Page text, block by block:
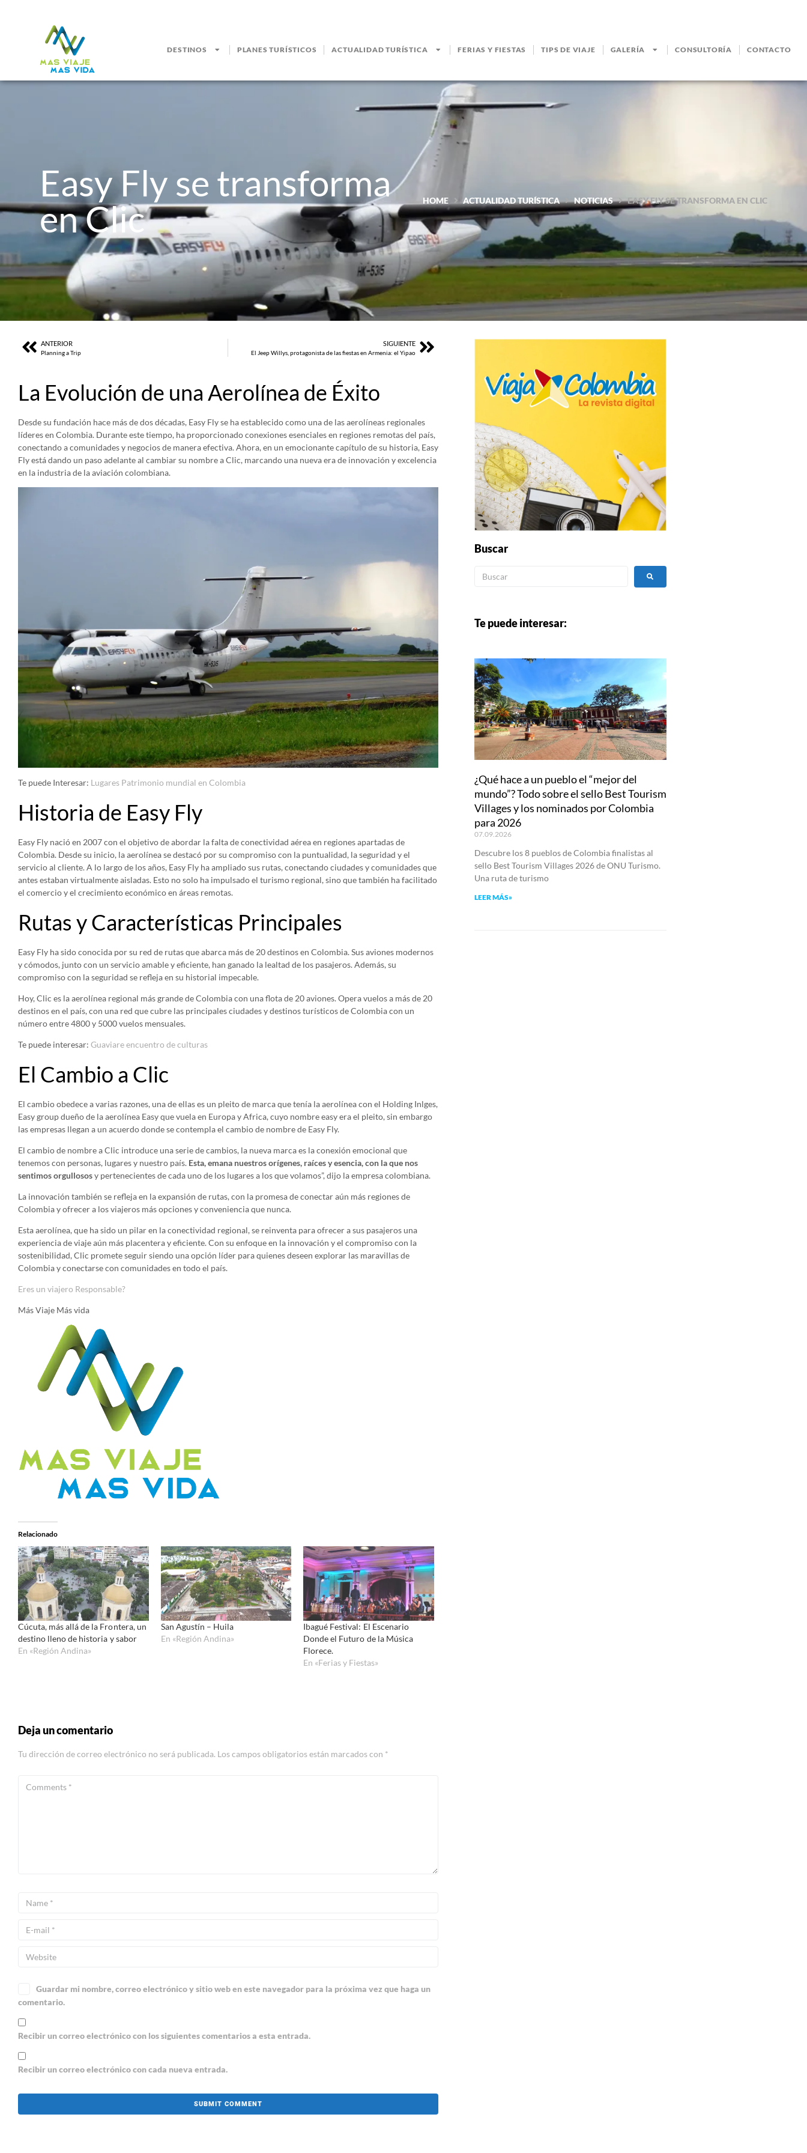
DESTINOS PLANES TURÍSTICOS ACTUALIDAD TURÍSTICA FERIAS Y FIESTAS TIPS DE VIAJE GALERÍA CONSULTORÍA CONTACTO
Easy Fly se transforma
en Clic
HOME ACTUALIDAD TURÍSTICA NOTICIAS EASY FLY SE TRANSFORMA EN CLIC
ANTERIOR
Planning a Trip
SIGUIENTE
El Jeep Willys, protagonista de las fiestas en Armenia: el Yipao
La Evolución de una Aerolínea de Éxito
Desde su fundación hace más de dos décadas, Easy Fly se ha establecido como una de las aerolíneas regionales
líderes en Colombia. Durante este tiempo, ha proporcionado conexiones esenciales en regiones remotas del país,
conectando a comunidades y negocios de manera efectiva. Ahora, en un emocionante capítulo de su historia, Easy
Fly está dando un paso adelante al cambiar su nombre a Clic, marcando una nueva era de innovación y excelencia
en la industria de la aviación colombiana.
Te puede Interesar: Lugares Patrimonio mundial en Colombia
Historia de Easy Fly
Easy Fly nació en 2007 con el objetivo de abordar la falta de conectividad aérea en regiones apartadas de
Colombia. Desde su inicio, la aerolínea se destacó por su compromiso con la puntualidad, la seguridad y el
servicio al cliente. A lo largo de los años, Easy Fly ha ampliado sus rutas, conectando ciudades y comunidades que
antes estaban virtualmente aisladas. Esto no solo ha impulsado el turismo regional, sino que también ha facilitado
el comercio y el crecimiento económico en áreas remotas.
Rutas y Características Principales
Easy Fly ha sido conocida por su red de rutas que abarca más de 20 destinos en Colombia. Sus aviones modernos
y cómodos, junto con un servicio amable y eficiente, han ganado la lealtad de los pasajeros. Además, su
compromiso con la seguridad se refleja en su historial impecable.
Hoy, Clic es la aerolínea regional más grande de Colombia con una flota de 20 aviones. Opera vuelos a más de 20
destinos en el país, con una red que cubre las principales ciudades y destinos turísticos de Colombia con un
número entre 4800 y 5000 vuelos mensuales.
Te puede interesar: Guaviare encuentro de culturas
El Cambio a Clic
El cambio obedece a varias razones, una de ellas es un pleito de marca que tenía la aerolínea con el Holding Inlges,
Easy group dueño de la aerolínea Easy que vuela en Europa y Africa, cuyo nombre easy era el pleito, sin embargo
las empresas llegan a un acuerdo donde se contempla el cambio de nombre de Easy Fly.
El cambio de nombre a Clic introduce una serie de cambios, la nueva marca es la conexión emocional que
tenemos con personas, lugares y nuestro país. Esta, emana nuestros orígenes, raíces y esencia, con la que nos
sentimos orgullososy pertenecientes de cada uno de los lugares a los que volamos”, dijo la empresa colombiana.
La innovación también se refleja en la expansión de rutas, con la promesa de conectar aún más regiones de
Colombia y ofrecer a los viajeros más opciones y conveniencia que nunca.
Esta aerolínea, que ha sido un pilar en la conectividad regional, se reinventa para ofrecer a sus pasajeros una
experiencia de viaje aún más placentera y eficiente. Con su enfoque en la innovación y el compromiso con la
sostenibilidad, Clic promete seguir siendo una opción líder para quienes deseen explorar las maravillas de
Colombia y conectarse con comunidades en todo el país.
Eres un viajero Responsable?
Más Viaje Más vida
Relacionado
Cúcuta, más allá de la Frontera, un
destino lleno de historia y sabor
En «Región Andina»
San Agustín – Huila
En «Región Andina»
Ibagué Festival: El Escenario
Donde el Futuro de la Música
Florece.
En «Ferias y Fiestas»
Deja un comentario
Tu dirección de correo electrónico no será publicada. Los campos obligatorios están marcados con *
Guardar mi nombre, correo electrónico y sitio web en este navegador para la próxima vez que haga un
comentario.
Recibir un correo electrónico con los siguientes comentarios a esta entrada.
Recibir un correo electrónico con cada nueva entrada.
Buscar
Te puede interesar:
¿Qué hace a un pueblo el “mejor del
mundo”? Todo sobre el sello Best Tourism
Villages y los nominados por Colombia
para 2026
07.09.2026
Descubre los 8 pueblos de Colombia finalistas al
sello Best Tourism Villages 2026 de ONU Turismo.
Una ruta de turismo
LEER MÁS»